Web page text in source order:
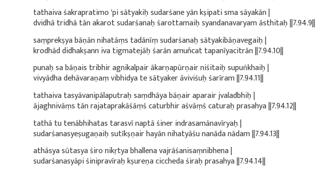
tathaiva śakrapratimo 'pi sātyakiḥ sudarśane yān kṣipati sma sāyakān |
dvidhā tridhā tān akarot sudarśanaḥ śarottamaiḥ syandanavaryam āsthitaḥ ||7.94.9||
saṃprekṣya bāṇān nihatāṃs tadānīṃ sudarśanaḥ sātyakibāṇavegaiḥ |
krodhād didhakṣann iva tigmatejāḥ śarān amuñcat tapanīyacitrān ||7.94.10||
punaḥ sa bāṇais tribhir agnikalpair ākarṇapūrṇair niśitaiḥ supuṅkhaiḥ |
vivyādha dehāvaraṇaṃ vibhidya te sātyaker āviviśuḥ śarīram ||7.94.11||
tathaiva tasyāvanipālaputraḥ saṃdhāya bāṇair aparair jvaladbhiḥ |
ājaghnivāṃs tān rajataprakāśāṃś caturbhir aśvāṃś caturaḥ prasahya ||7.94.12||
tathā tu tenābhihatas tarasvī naptā śiner indrasamānavīryaḥ |
sudarśanasyeṣugaṇaiḥ sutīkṣṇair hayān nihatyāśu nanāda nādam ||7.94.13||
athāsya sūtasya śiro nikṛtya bhallena vajrāśanisaṃnibhena |
sudarśanasyāpi śinipravīraḥ kṣureṇa ciccheda śiraḥ prasahya ||7.94.14||